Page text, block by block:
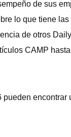
de sus
lo que tiene
de otros
CAMP